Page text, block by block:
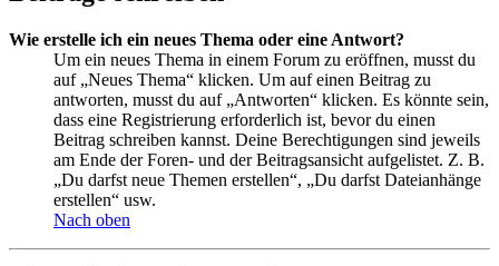
Wie erstelle ich ein neues Thema oder eine Antwort?
Um ein neues Thema in einem Forum zu eröffnen, musst du
auf „Neues Thema“ klicken. Um auf einen Beitrag zu
antworten, musst du auf „Antworten“ klicken. Es könnte sein,
dass eine Registrierung erforderlich ist, bevor du einen
Beitrag schreiben kannst. Deine Berechtigungen sind jeweils
am Ende der Foren- und der Beitragsansicht aufgelistet. Z. B.
„Du darfst neue Themen erstellen“, „Du darfst Dateianhänge
erstellen“ usw.
Nach oben